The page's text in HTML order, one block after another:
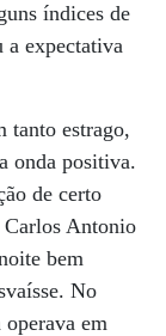
índices de
a expectativa
tanto estrago,
onda positiva.
de certo
Carlos Antonio
bem
No
em